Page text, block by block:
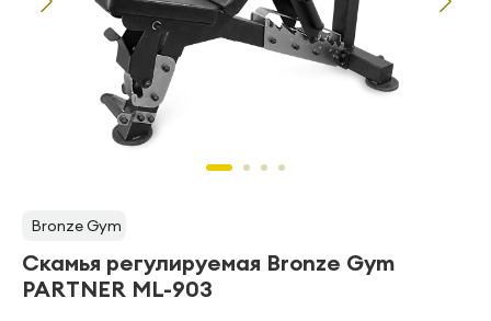
Bronze Gym
Скамья регулируемая Bronze Gym
PARTNER ML-903